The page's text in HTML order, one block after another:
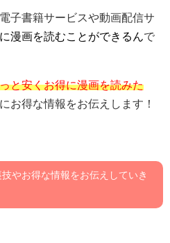
子書籍サービスや動画配信サ
漫画を読むことができるん で
と安くお得に漫画を読みた
お得な情報をお伝えします！
やお得な情報をお伝えしていき